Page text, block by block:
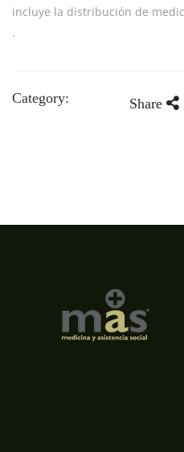
incluye la distribución de
.
Category: Share